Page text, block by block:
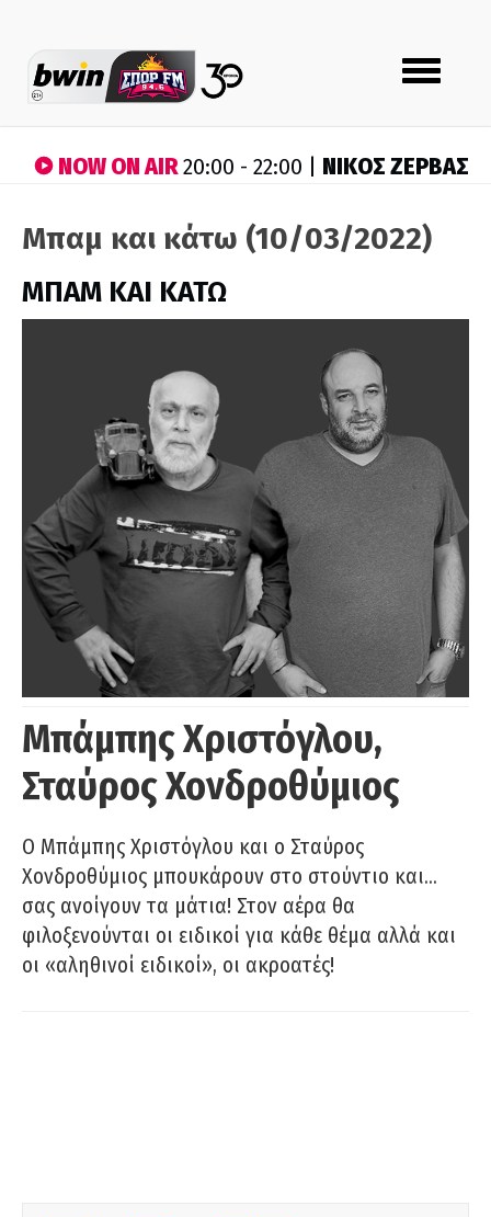
Toggle
navigation
NOW ON AIR20:00 - 22:00 | ΝΙΚΟΣ ΖΕΡΒΑΣ
Μπαμ και κάτω (10/03/2022)
ΜΠΑΜ ΚΑΙ ΚΑΤΩ
Μπάμπης Χριστόγλου,
Σταύρος Χονδροθύμιος
O Μπάμπης Χριστόγλου και ο Σταύρος
Χονδροθύμιος μπουκάρουν στο στούντιο και…
σας ανοίγουν τα μάτια! Στον αέρα θα
φιλοξενούνται οι ειδικοί για κάθε θέμα αλλά και
οι «αληθινοί ειδικοί», οι ακροατές!